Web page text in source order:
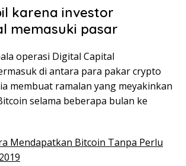
karena investor
memasuki pasar
operasi Digital Capital
di antara para pakar crypto
membuat ramalan yang meyakinkan
selama beberapa bulan ke
Mendapatkan Bitcoin Tanpa Perlu